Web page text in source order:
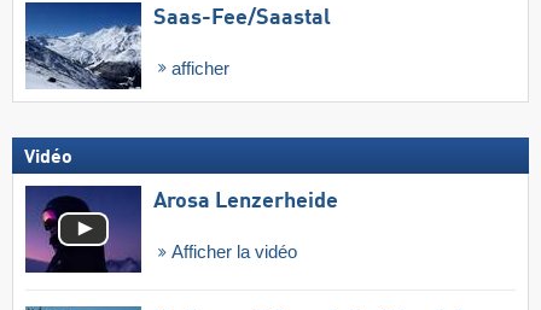
Saas-Fee/​Saastal
afficher
Vidéo
Arosa Lenzerheide
Afficher la vidéo